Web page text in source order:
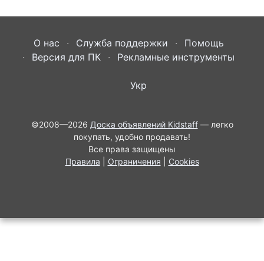
О нас Служба поддержки
Помощь
Версия для ПК
Рекламные инструменты
Укр
©2008—2026 Доска объявлений Kidstaff— легко
покупать, удобно продавать!
Все права защищены
Правила
Ограничения Cookies